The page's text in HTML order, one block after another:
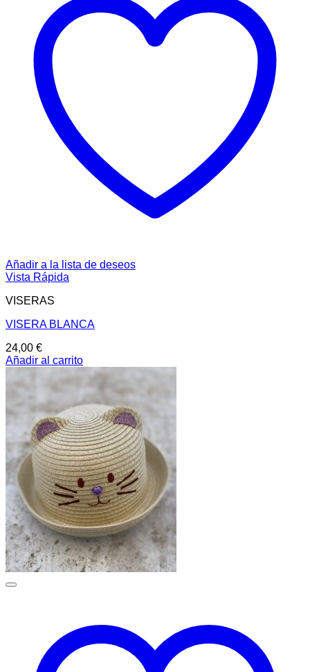
Añadir a la lista de deseos
Vista Rápida
VISERAS
VISERA BLANCA
24,00 €
Añadir al carrito